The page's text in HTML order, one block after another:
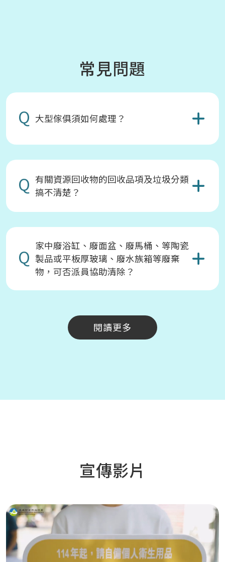
常見問題
Q 大型傢俱須如何處理？
Q 有關資源回收物的回收品項及垃圾分類
搞不清楚？
Q 家中廢浴缸、廢面盆、廢馬桶、等陶瓷
製品或平板厚玻璃、廢水族箱等廢棄
物，可否派員協助清除？
閱讀更多
宣傳影片